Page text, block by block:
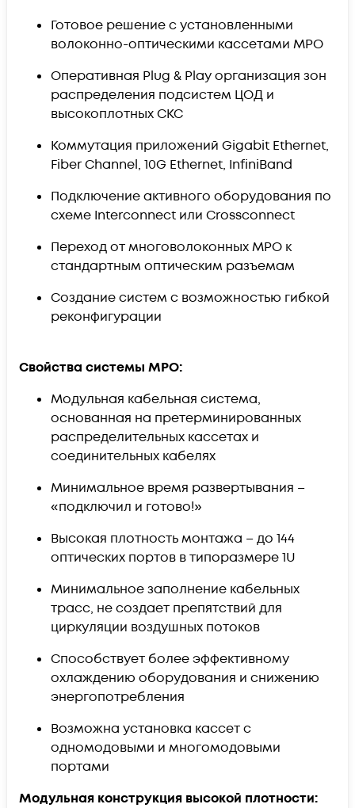
Готовое решение с установленными
волоконно-оптическими кассетами MPO
Оперативная Plug & Play организация зон
распределения подсистем ЦОД и
высокоплотных СКС
Коммутация приложений Gigabit Ethernet,
Fiber Channel, 10G Ethernet, InfiniBand
Подключение активного оборудования по
схеме Interconnect или Crossconnect
Переход от многоволоконных MPO к
стандартным оптическим разъемам
Создание систем с возможностью гибкой
реконфигурации
Свойства системы MPO:
Модульная кабельная система,
основанная на претерминированных
распределительных кассетах и
соединительных кабелях
Минимальное время развертывания –
«подключил и готово!»
Высокая плотность монтажа – до 144
оптических портов в типоразмере 1U
Минимальное заполнение кабельных
трасс, не создает препятствий для
циркуляции воздушных потоков
Способствует более эффективному
охлаждению оборудования и снижению
энергопотребления
Возможна установка кассет с
одномодовыми и многомодовыми
портами
Модульная конструкция высокой плотности: